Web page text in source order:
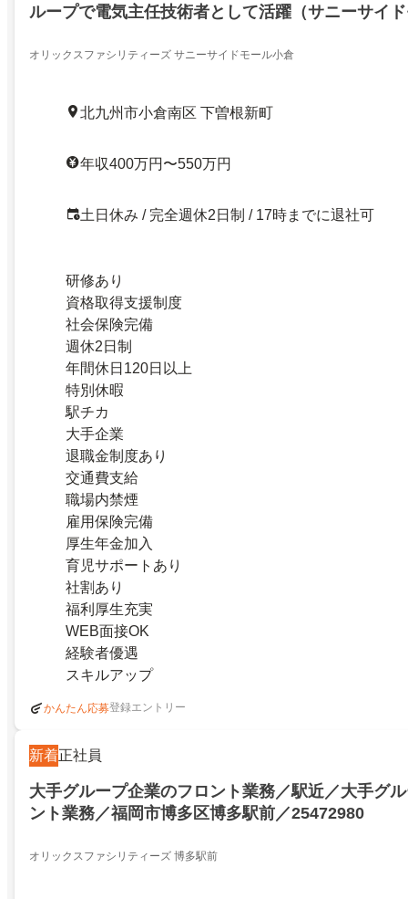
ループで電気主任技術者として活躍（サニーサイ
オリックスファシリティーズ サニーサイドモール小倉
北九州市小倉南区 下曽根新町
年収400万円〜550万円
土日休み / 完全週休2日制 / 17時までに退社可
研修あり
資格取得支援制度
社会保険完備
週休2日制
年間休日120日以上
特別休暇
駅チカ
大手企業
退職金制度あり
交通費支給
職場内禁煙
雇用保険完備
厚生年金加入
育児サポートあり
社割あり
福利厚生充実
WEB面接OK
経験者優遇
スキルアップ
かんたん応募登録エントリー
新着正社員
大手グループ企業のフロント業務／駅近／大手グ
ント業務／福岡市博多区博多駅前／25472980
オリックスファシリティーズ 博多駅前